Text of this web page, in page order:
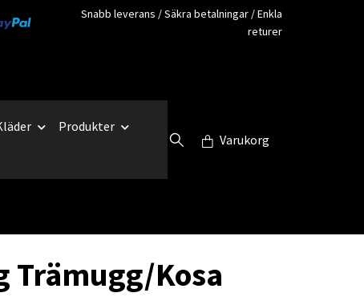
Snabb leverans / Säkra betalningar / Enkla
returer
Produkter
Varukorg
Trämugg/Kosa